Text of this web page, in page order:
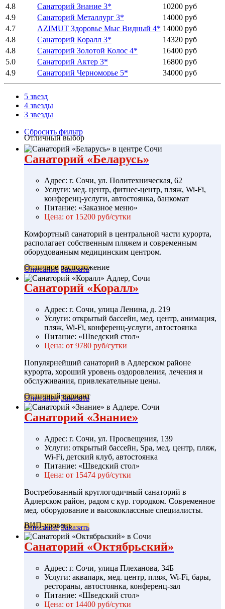
4.8
Санаторий Знание 3*
10200 руб
4.9
Санаторий Металлург 3*
14000 руб
4.7
AZIMUT Здоровье Мыс Видный 4* 14000 руб
4.8
Санаторий Коралл 3*
14320 руб
4.8
Санаторий Золотой Колос 4*
16400 руб
5.0
Санаторий Актер 3*
16800 руб
4.9
Санаторий Черноморье 5* 34000 руб
5 звезд
4 звезды
3 звезды
Сбросить фильтр
Отличный выбор
Санаторий «Беларусь»
Адрес: г. Сочи, ул. Политехническая, 62
Услуги: мед. центр, фитнес-центр, пляж, Wi-Fi,
конференц-услуги, автостоянка, банкомат
Питание: «Заказное меню»
Цена: от 15200 руб/сутки
Комфортный санаторий в центральной части курорта,
располагает собственным пляжем и современным
оборудованным медицинским центром.
Описание Заказать
Отличное расположение
Санаторий «Коралл»
Адрес: г. Сочи, улица Ленина, д. 219
Услуги: открытый бассейн, мед. центр, анимация,
пляж, Wi-Fi, конференц-услуги, автостоянка
Питание: «Шведский стол»
Цена: от 9780 руб/сутки
Популярнейший санаторий в Адлерском районе
курорта, хороший уровень оздоровления, лечения и
обслуживания, привлекательные цены.
Описание Заказать
Отличный вариант
Санаторий «Знание»
Адрес: г. Сочи, ул. Просвещения, 139
Услуги: открытый бассейн, Spa, мед. центр, пляж,
Wi-Fi, детский клуб, автостоянка
Питание: «Шведский стол»
Цена: от 15474 руб/сутки
Востребованный круглогодичный санаторий в
Адлерском район, радом с кур. городком. Современное
мед. оборудование и высококлассные специалисты.
Описание Заказать
ВИП-уровень
Санаторий «Октябрьский»
Адрес: г. Сочи, улица Плеханова, 34Б
Услуги: аквапарк, мед. центр, пляж, Wi-Fi, бары,
рестораны, автостоянка, конференц-зал
Питание: «Шведский стол»
Цена: от 14400 руб/сутки